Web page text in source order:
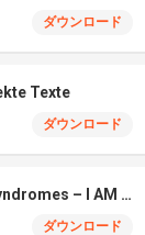
ダウンロード
Texte
ダウンロード
Burnout Syndromes – I AM A HERO
ダウンロード